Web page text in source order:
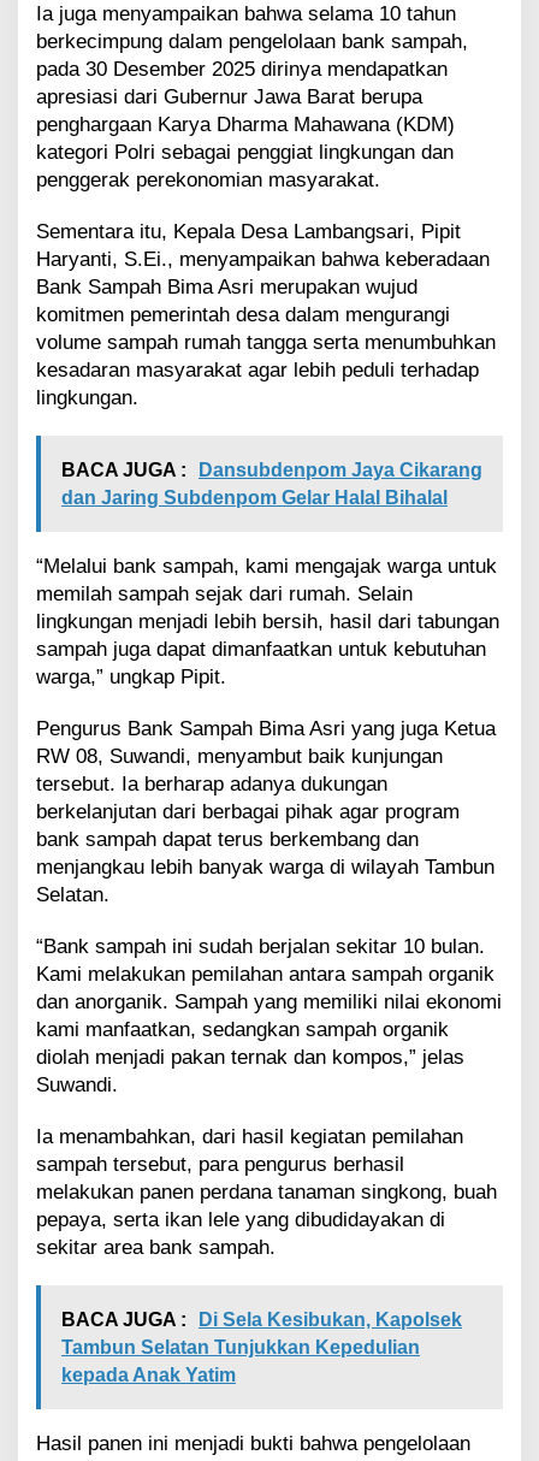
Ia juga menyampaikan bahwa selama 10 tahun
berkecimpung dalam pengelolaan bank sampah,
pada 30 Desember 2025 dirinya mendapatkan
apresiasi dari Gubernur Jawa Barat berupa
penghargaan Karya Dharma Mahawana (KDM)
kategori Polri sebagai penggiat lingkungan dan
penggerak perekonomian masyarakat.
Sementara itu, Kepala Desa Lambangsari, Pipit
Haryanti, S.Ei., menyampaikan bahwa keberadaan
Bank Sampah Bima Asri merupakan wujud
komitmen pemerintah desa dalam mengurangi
volume sampah rumah tangga serta menumbuhkan
kesadaran masyarakat agar lebih peduli terhadap
lingkungan.
BACA JUGA :
Dansubdenpom Jaya Cikarang
dan Jaring Subdenpom Gelar Halal Bihalal
“Melalui bank sampah, kami mengajak warga untuk
memilah sampah sejak dari rumah. Selain
lingkungan menjadi lebih bersih, hasil dari tabungan
sampah juga dapat dimanfaatkan untuk kebutuhan
warga,” ungkap Pipit.
Pengurus Bank Sampah Bima Asri yang juga Ketua
RW 08, Suwandi, menyambut baik kunjungan
tersebut. Ia berharap adanya dukungan
berkelanjutan dari berbagai pihak agar program
bank sampah dapat terus berkembang dan
menjangkau lebih banyak warga di wilayah Tambun
Selatan.
“Bank sampah ini sudah berjalan sekitar 10 bulan.
Kami melakukan pemilahan antara sampah organik
dan anorganik. Sampah yang memiliki nilai ekonomi
kami manfaatkan, sedangkan sampah organik
diolah menjadi pakan ternak dan kompos,” jelas
Suwandi.
Ia menambahkan, dari hasil kegiatan pemilahan
sampah tersebut, para pengurus berhasil
melakukan panen perdana tanaman singkong, buah
pepaya, serta ikan lele yang dibudidayakan di
sekitar area bank sampah.
BACA JUGA :
Di Sela Kesibukan, Kapolsek
Tambun Selatan Tunjukkan Kepedulian
kepada Anak Yatim
Hasil panen ini menjadi bukti bahwa pengelolaan